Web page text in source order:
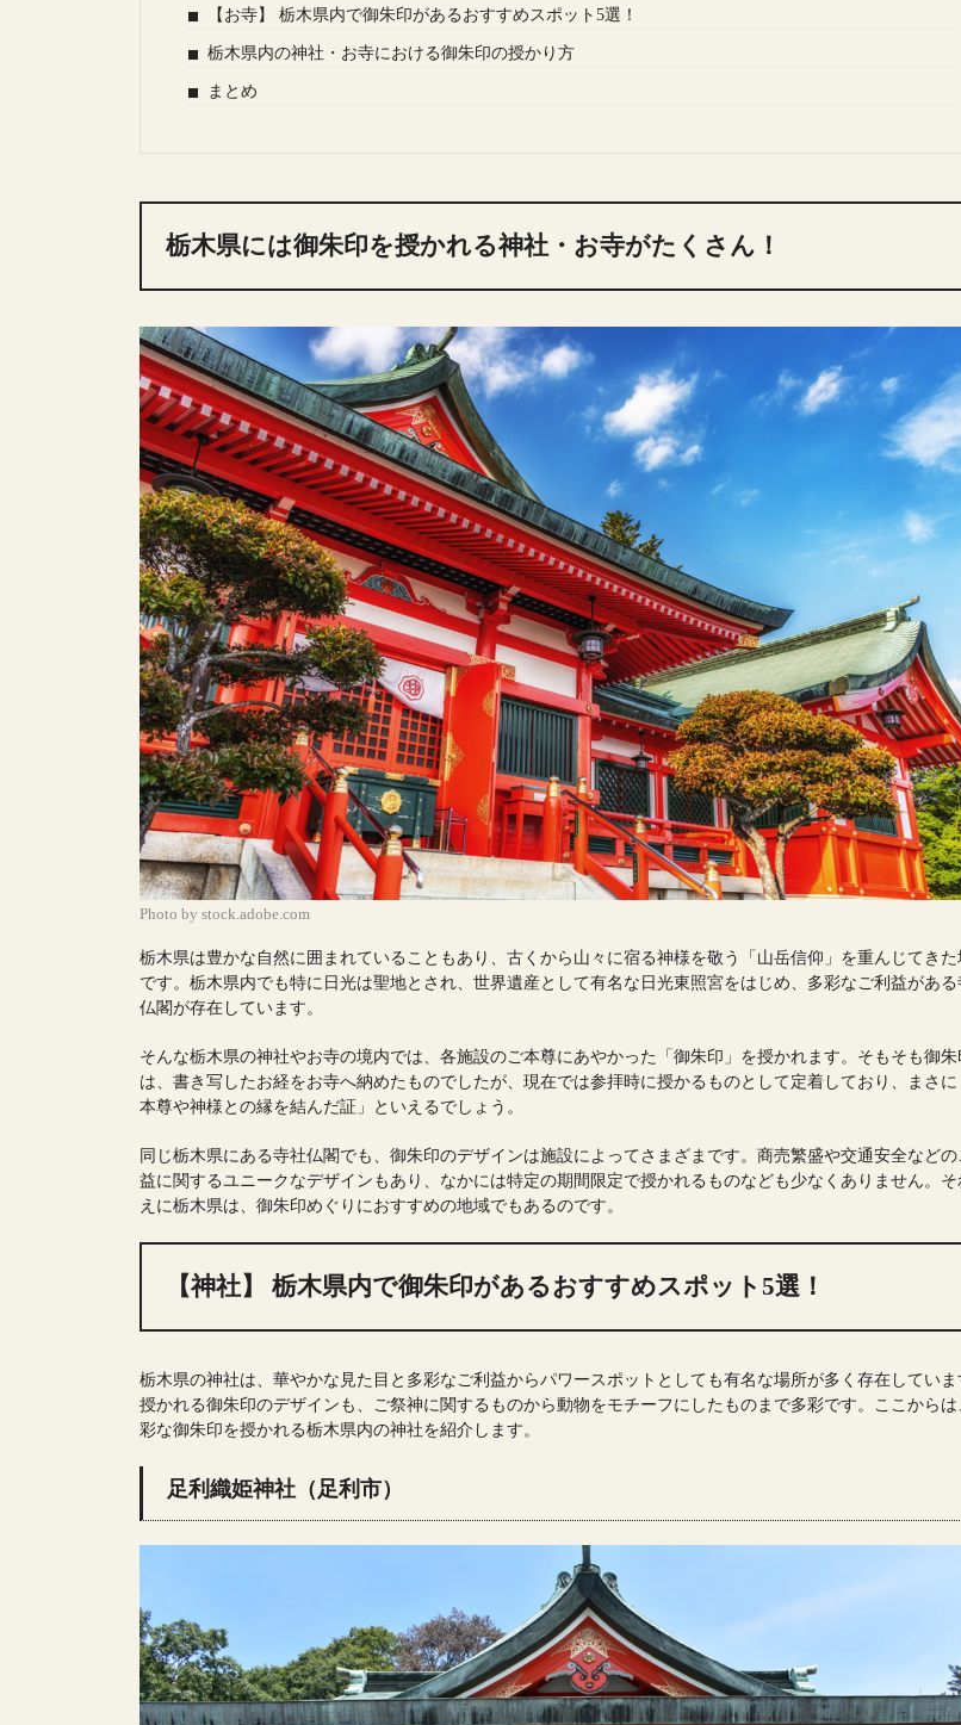
【お寺】 栃木県内で御朱印があるおすすめスポット5選！
栃木県内の神社・お寺における御朱印の授かり方
まとめ
栃木県には御朱印を授かれる神社・お寺がたくさん！
Photo by stock.adobe.com
栃木県は豊かな自然に囲まれていることもあり、古くから山々に宿る神様を敬う「山岳信仰」を重んじてきた
です。栃木県内でも特に日光は聖地とされ、世界遺産として有名な日光東照宮をはじめ、多彩なご利益がある
仏閣が存在しています。
そんな栃木県の神社やお寺の境内では、各施設のご本尊にあやかった「御朱印」を授かれます。そもそも御朱
は、書き写したお経をお寺へ納めたものでしたが、現在では参拝時に授かるものとして定着しており、まさに
本尊や神様との縁を結んだ証」といえるでしょう。
同じ栃木県にある寺社仏閣でも、御朱印のデザインは施設によってさまざまです。商売繁盛や交通安全などの
益に関するユニークなデザインもあり、なかには特定の期間限定で授かれるものなども少なくありません。そ
えに栃木県は、御朱印めぐりにおすすめの地域でもあるのです。
【神社】 栃木県内で御朱印があるおすすめスポット5選！
栃木県の神社は、華やかな見た目と多彩なご利益からパワースポットとしても有名な場所が多く存在していま
授かれる御朱印のデザインも、ご祭神に関するものから動物をモチーフにしたものまで多彩です。ここからは
彩な御朱印を授かれる栃木県内の神社を紹介します。
足利織姫神社（足利市）